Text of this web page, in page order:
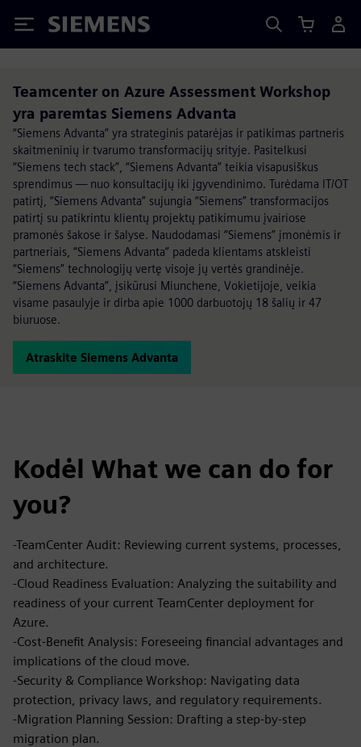
Siemens
Teamcenter on Azure Assessment Workshop
yra paremtas Siemens Advanta
“Siemens Advanta” yra strateginis patarėjas ir patikimas partneris
skaitmeninių ir tvarumo transformacijų srityje. Pasitelkusi
“Siemens tech stack”, “Siemens Advanta” teikia visapusiškus
sprendimus — nuo konsultacijų iki įgyvendinimo. Turėdama IT/OT
patirtį, “Siemens Advanta” sujungia “Siemens” transformacijos
patirtį su patikrintu klientų projektų patikimumu įvairiose
pramonės šakose ir šalyse. Naudodamasi “Siemens” įmonėmis ir
partneriais, “Siemens Advanta” padeda klientams atskleisti
“Siemens” technologijų vertę visoje jų vertės grandinėje.
“Siemens Advanta”, įsikūrusi Miunchene, Vokietijoje, veikia
visame pasaulyje ir dirba apie 1000 darbuotojų 18 šalių ir 47
biuruose.
Atraskite Siemens Advanta
Kodėl What we can do for
you?
-TeamCenter Audit: Reviewing current systems, processes,
and architecture.
-Cloud Readiness Evaluation: Analyzing the suitability and
readiness of your current TeamCenter deployment for
Azure.
-Cost-Benefit Analysis: Foreseeing financial advantages and
implications of the cloud move.
-Security & Compliance Workshop: Navigating data
protection, privacy laws, and regulatory requirements.
-Migration Planning Session: Drafting a step-by-step
migration plan.